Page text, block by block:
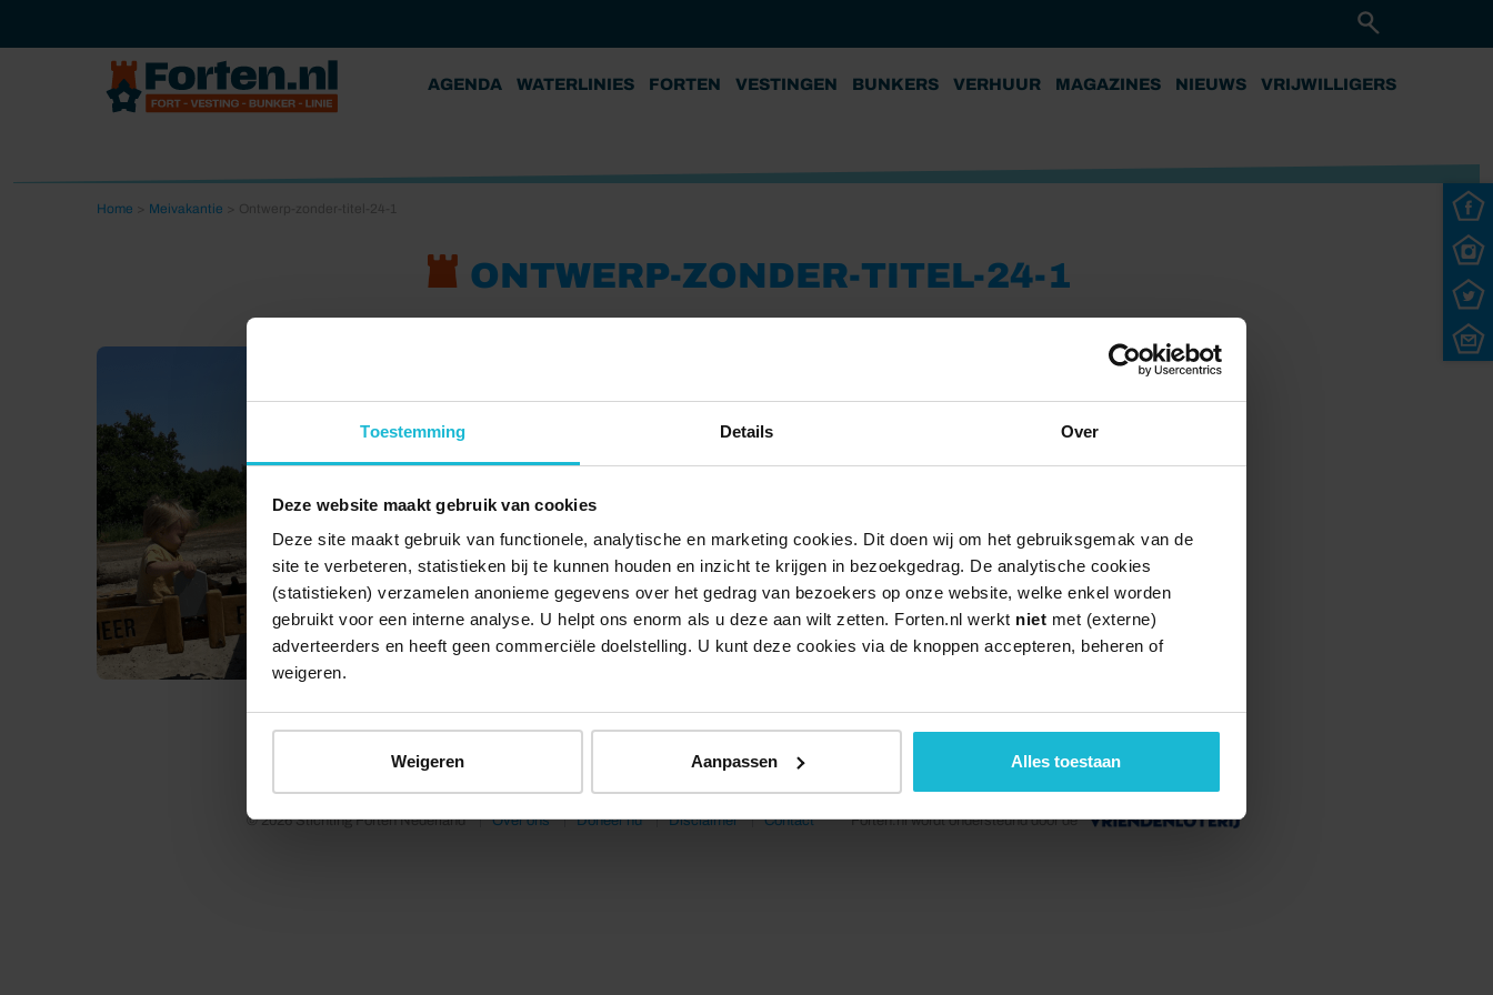
Toestemming Details Over
Deze website maakt gebruik van cookies
Deze site maakt gebruik van functionele, analytische en marketing cookies. Dit doen wij om het gebruiksgemak van de
site te verbeteren, statistieken bij te kunnen houden en inzicht te krijgen in bezoekgedrag. De analytische cookies
(statistieken) verzamelen anonieme gegevens over het gedrag van bezoekers op onze website, welke enkel worden
gebruikt voor een interne analyse. U helpt ons enorm als u deze aan wilt zetten. Forten.nl werkt niet met (externe)
adverteerders en heeft geen commerciële doelstelling. U kunt deze cookies via de knoppen accepteren, beheren of
weigeren.
Weigeren Aanpassen Alles toestaan
AGENDA WATERLINIES FORTEN VESTINGEN BUNKERS VERHUUR MAGAZINES NIEUWS VRIJWILLIGERS
Home Meivakantie
ONTWERP-ZONDER-TITEL-24-1
© 2026 Stichting Forten Nederland Over ons Doneer nu Disclaimer Contact Forten.nl wordt ondersteund door de